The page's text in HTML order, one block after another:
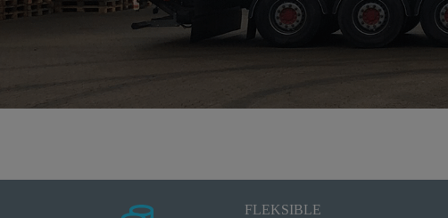
FLEKSIBLE